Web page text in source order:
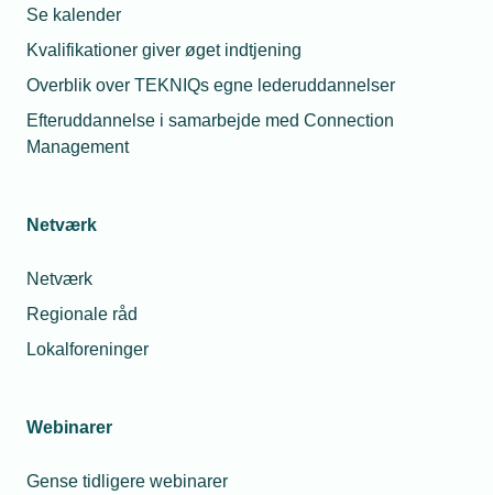
Se kalender
Kvalifikationer giver øget indtjening
Overblik over TEKNIQs egne lederuddannelser
Efteruddannelse i samarbejde med Connection
Management
Netværk
Netværk
Regionale råd
Lokalforeninger
Webinarer
Gense tidligere webinarer